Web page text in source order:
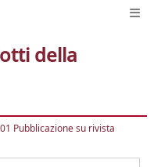
della
01 Pubblicazione su rivista